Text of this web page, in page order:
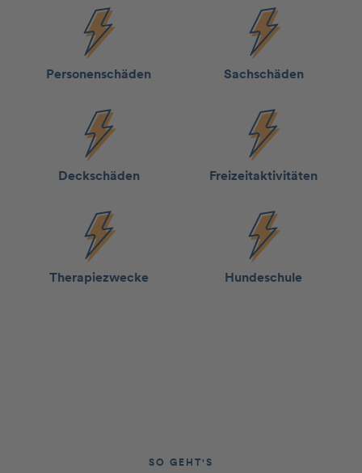
Personen­schäden Sach­schäden
Deck­schäden Freizeit­aktivitäten
Therapie­­zwecke Hunde­schule
SO GEHT'S